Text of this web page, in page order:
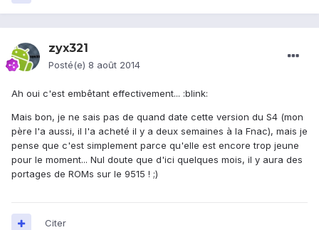
zyx321
Posté(e) 8 août 2014
Ah oui c'est embêtant effectivement... :blink:
Mais bon, je ne sais pas de quand date cette version du S4 (mon
père l'a aussi, il l'a acheté il y a deux semaines à la Fnac), mais je
pense que c'est simplement parce qu'elle est encore trop jeune
pour le moment... Nul doute que d'ici quelques mois, il y aura des
portages de ROMs sur le 9515 ! ;)
Citer